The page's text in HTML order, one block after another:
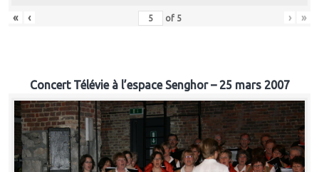
« ‹ of 5 › »
Concert Télévie à l’espace Senghor – 25 mars 2007